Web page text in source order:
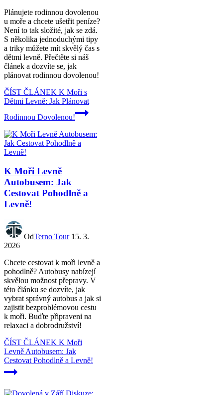
Plánujete rodinnou dovolenou
u moře a chcete ušetřit peníze?
Není to tak složité, jak se zdá.
S několika jednoduchými tipy
a triky můžete mít skvělý čas s
dětmi levně. Přečtěte si náš
článek a dozvíte se, jak
plánovat rodinnou dovolenou!
ČÍST ČLÁNEK K Moři s
Dětmi Levně: Jak Plánovat
Rodinnou Dovolenou!
K Moři Levně
Autobusem: Jak
Cestovat Pohodlně a
Levně!
OdTerno Tour 15. 3.
2026
Chcete cestovat k moři levně a
pohodlně? Autobusy nabízejí
skvělou možnost přepravy. V
této článku se dozvíte, jak
vybrat správný autobus a jak si
zajistit bezproblémovou cestu
k moři. Buďte připraveni na
relaxaci a dobrodružství!
ČÍST ČLÁNEK K Moři
Levně Autobusem: Jak
Cestovat Pohodlně a Levně!